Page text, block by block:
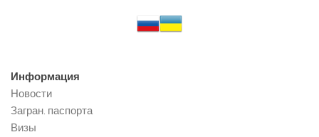
Информация
Новости
Загран. паспорта
Визы